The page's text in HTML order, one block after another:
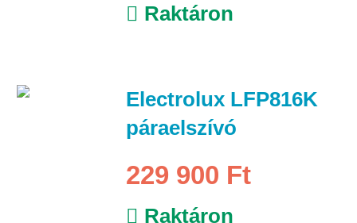
Raktáron
Electrolux LFP816K
páraelszívó
229 900 Ft
Raktáron